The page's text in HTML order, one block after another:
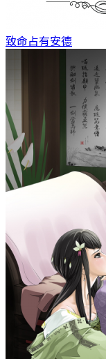
致命占有安德